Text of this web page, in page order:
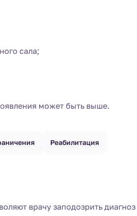
сала;
может быть выше.
Реабилитация
врачу заподозрить